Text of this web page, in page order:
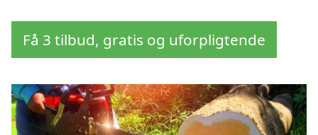
Få 3 tilbud, gratis og uforpligtende